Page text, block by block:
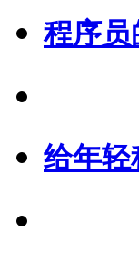
程序员
给年轻